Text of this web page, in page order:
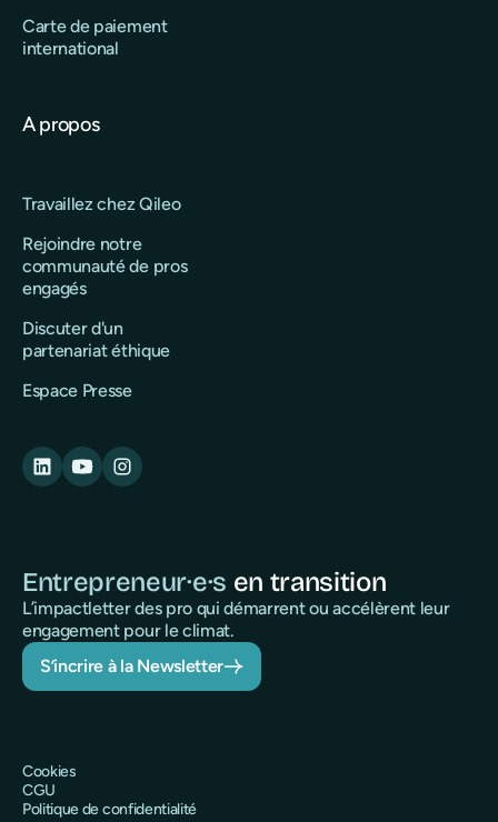
Carte de paiement
international
A propos
Travaillez chez Qileo
Rejoindre notre
communauté de pros
engagés
Discuter d'un
partenariat éthique
Espace Presse
Entrepreneur·e·s en transition
L’impactletter des pro qui démarrent ou accélèrent leur
engagement pour le climat.
S’incrire à la Newsletter
Cookies
CGU
Politique de confidentialité